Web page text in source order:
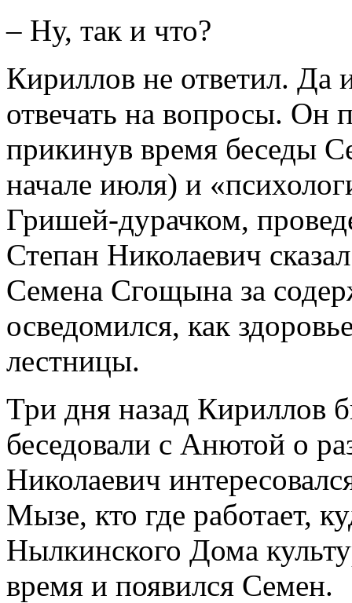
– Ну, так и что?
Кириллов не ответил. Да
отвечать на вопросы. Он
прикинув время беседы
начале июля) и
Гришей-дурачком,
Степан Николаевич
Семена Сгощына за
осведомился, как
лестницы.
Три дня назад Кириллов
беседовали с Анютой о
Николаевич
Мызе, кто где работает,
Нылкинского Дома
время и появился Семен.